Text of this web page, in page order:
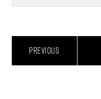
PREVIOUS